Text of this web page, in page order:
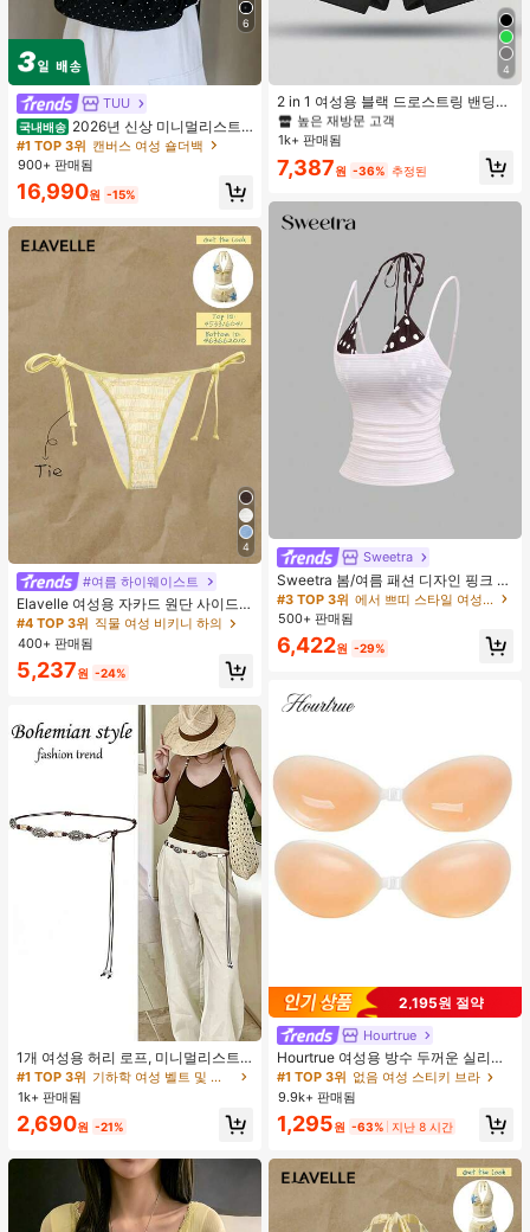
6
TUU
국내배송 2026년 신상 미니멀리스트
도트 캔버스 토트백, 대용량 캐주얼 다
용도 통근 숄더 핸드백
#1 TOP 3위 캔버스 여성 숄더백
900+ 판매됨
16,990원 -15%
4
#여름 하이웨이스트
Elavelle 여성용 자카드 원단 사이드
타이 비키니 하의, 봄/여름
#4 TOP 3위 직물 여성 비키니 하의
400+ 판매됨
5,237원 -24%
1개 여성용 허리 로프, 미니멀리스트
보헤미안 패션 매듭 허리 벨트, 드레
스, 캐주얼 팬츠와 함께 일상 착용에
적합한 장식용 허리 액세서리
거의 매진!
#1 TOP 3위
기하학 여성 벨트 및 벨트 액세서리
거의 매진!
#1 TOP 3위
기하학 여성 벨트 및 벨트 액세서리
거의 매진!
#1 TOP 3위
1k+ 판매됨
2,690원 -21%
4
2 in 1 여성용 블랙 드로스트링 밴딩
허리 곡선 밑단 캐주얼 러닝 트레이닝
운동 반바지
#1 TOP 3위 여성 액티브 바텀
높은 재방문 고객
#1 TOP 3위 여성 액티브 바텀
높은 재방문 고객
#1 TOP 3위
높은 재방문 고객
1k+ 판매됨
7,387원 -36% 추정된
Sweetra
Sweetra 봄/여름 패션 디자인 핑크 스
트라이프 브라운 폴카 도트 스파게티
스트랩 2 In 1 스위트 걸리시 비치 로
맨틱 휴가 스타일 여성용 캐미 탱크 탑
#3 TOP 3위
에서 쁘띠 스타일 여성 상의, 블라우스 & 티
500+ 판매됨
6,422원 -29%
2,195원 절약
Hourtrue
Hourtrue 여성용 방수 두꺼운 실리콘
가슴 페탈, 작은 가슴 리프트업 & 푸시
인용, 웨딩 촬영 및 들러리용
#1 TOP 3위 없음 여성 스티키 브라
9.9k+ 판매됨
1,295원 -63% 지난 8 시간